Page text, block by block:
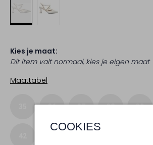
COOKIES
Kies je maat:
Dit item valt normaal, kies je eigen maat
Maattabel
36 37 38 39